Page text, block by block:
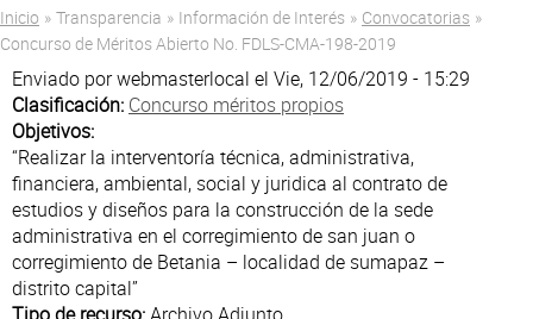
Transparencia
Mi Localidad
Atención al Ciudadano
Usted está aquí
Inicio » Transparencia » Información de Interés » Convocatorias »
Concurso de Méritos Abierto No. FDLS-CMA-198-2019
Enviado porwebmasterlocal el Vie, 12/06/2019 - 15:29
Clasificación: Concurso méritos propios
Objetivos:
“Realizar la interventoría técnica, administrativa,
financiera, ambiental, social y juridica al contrato de
estudios y diseños para la construcción de la sede
administrativa en el corregimiento de san juan o
corregimiento de Betania – localidad de sumapaz –
distrito capital”